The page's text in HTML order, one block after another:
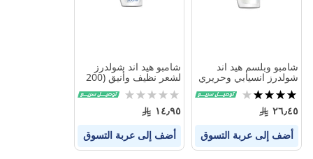
شامبو وبلسم هيد اند
شولدرز انسيابي وحريري
تقييم:
80%
٢٦٫٤٥
أضف إلى عربة التسوق
شامبو هيد اند شولدرز
لشعر نظيف وأنيق (200
Rating:
0%
١٤٫٩٥
أضف إلى عربة التسوق